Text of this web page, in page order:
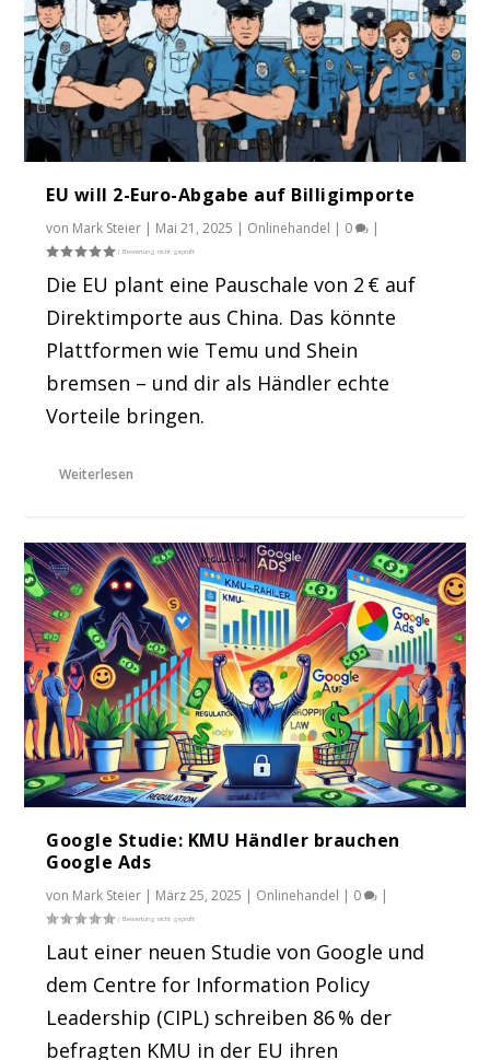
Google Studie: KMU Händler brauchen
Google Ads
EU will 2-Euro-Abgabe auf Billigimporte
von Mark Steier | Mai 21, 2025 | Onlinehandel | 0 |
Die EU plant eine Pauschale von 2 € auf
Direktimporte aus China. Das könnte
Plattformen wie Temu und Shein
bremsen – und dir als Händler echte
Vorteile bringen.
Weiterlesen
Google Studie: KMU Händler brauchen
Google Ads
von Mark Steier | März 25, 2025 | Onlinehandel | 0 |
Laut einer neuen Studie von Google und
dem Centre for Information Policy
Leadership (CIPL) schreiben 86 % der
befragten KMU in der EU ihren